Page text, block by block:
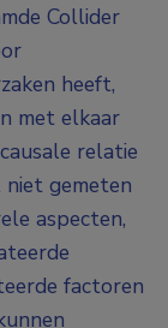
Collider
heeft,
met elkaar
relatie
niet gemeten
aspecten,
factoren